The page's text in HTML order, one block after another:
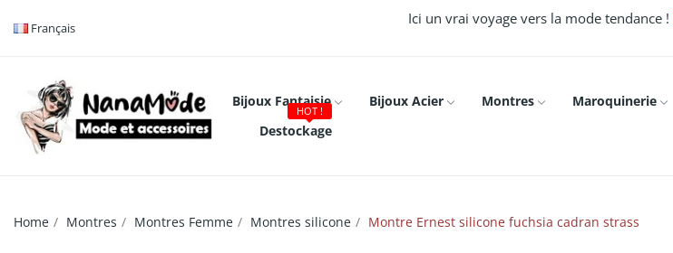
Français
Ici un vrai voyage vers la mode tendance !
Bijoux Fantaisie Bijoux Acier Montres Maroquinerie
Destockage
HOT !
Home Montres Montres Femme Montres silicone Montre Ernest silicone fuchsia cadran strass